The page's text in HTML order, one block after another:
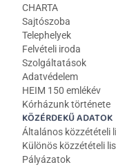
CHARTA
Sajtószoba
Telephelyek
Felvételi iroda
Szolgáltatások
Adatvédelem
HEIM 150 emlékév
Kórházunk története
KÖZÉRDEKŰ ADATOK
Általános közzétételi
Különös közzétételi
Pályázatok